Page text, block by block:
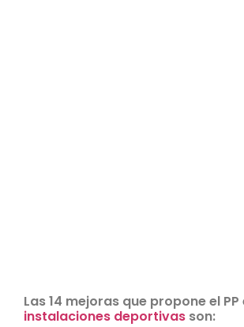
Las 14 mejoras que propone el PP
instalaciones deportivas son: